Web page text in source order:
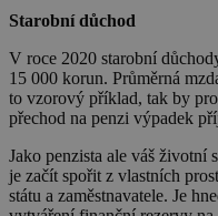
Starobní důchod
V roce 2020 starobní
15 000 korun. Průměrná
to vzorový příklad, tak by
přechod na penzi výpadek
Jako penzista ale váš životní
je začít spořit z vlastních
státu a zaměstnavatele. Je